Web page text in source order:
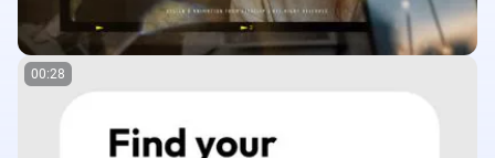
00:28